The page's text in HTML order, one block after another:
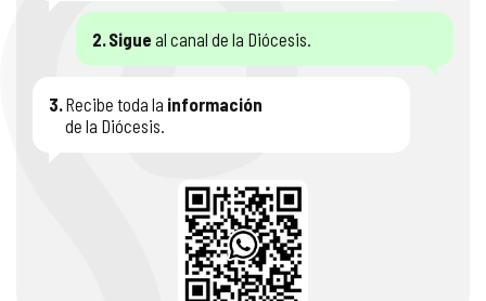
2.Sigue al canal de la Diócesis.
3.Recibe toda la información
de la Diócesis.